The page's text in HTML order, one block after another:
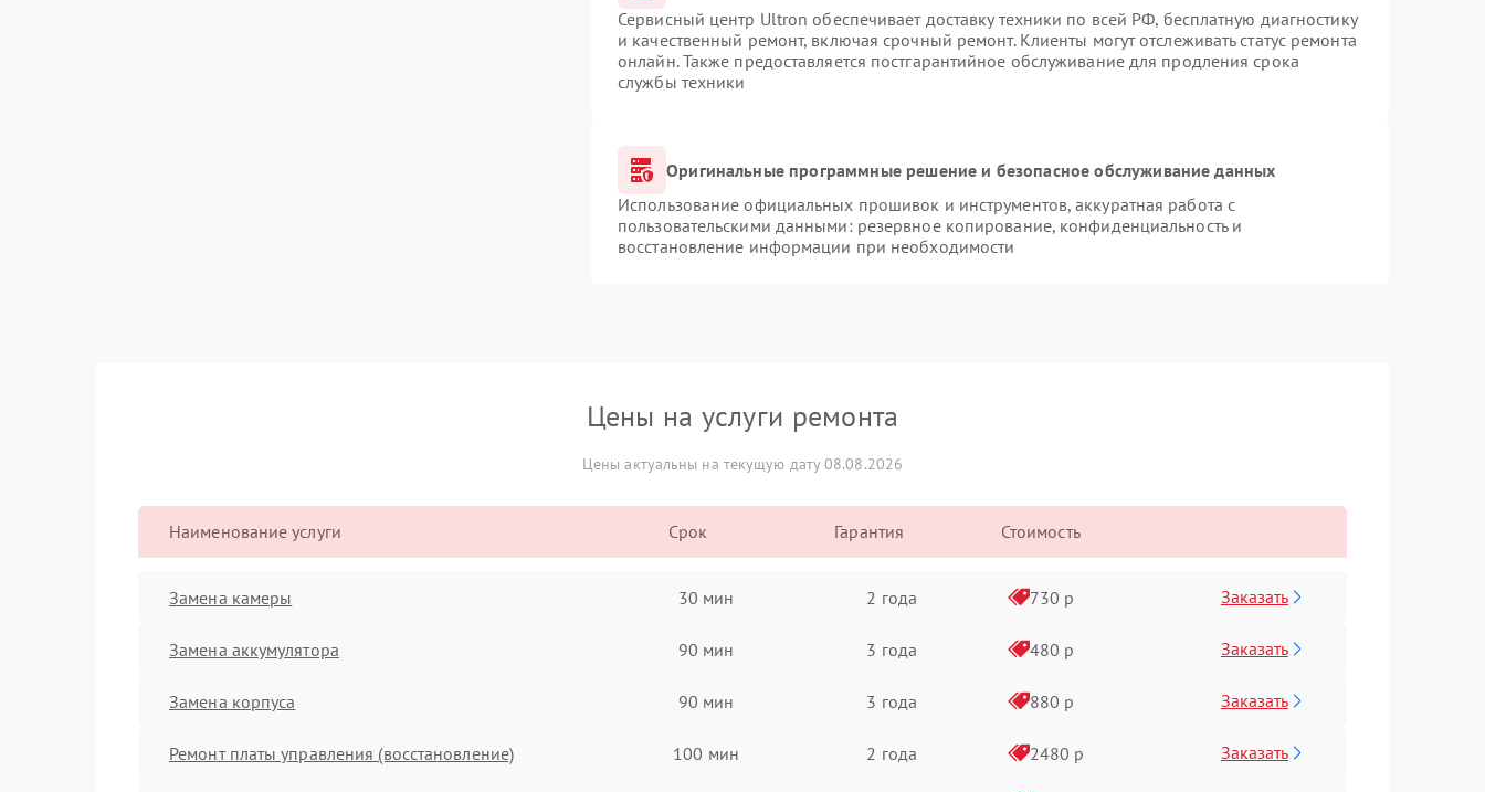
Сервисный центр Ultron обеспечивает доставку техники по всей РФ, бесплатную диагностику
и качественный ремонт, включая срочный ремонт. Клиенты могут отслеживать статус ремонта
онлайн. Также предоставляется постгарантийное обслуживание для продления срока
службы техники
Оригинальные программные решение и безопасное обслуживание данных
Использование официальных прошивок и инструментов, аккуратная работа с
пользовательскими данными: резервное копирование, конфиденциальность и
восстановление информации при необходимости
Цены на услуги ремонта
Цены актуальны на текущую дату 08.08.2026
Наименование услуги Срок Гарантия Стоимость
Замена камеры 30 мин 2 года 730 р Заказать
Замена аккумулятора 90 мин 3 года 480 р Заказать
Замена корпуса 90 мин 3 года 880 р Заказать
Ремонт платы управления (восстановление) 100 мин 2 года 2480 р Заказать